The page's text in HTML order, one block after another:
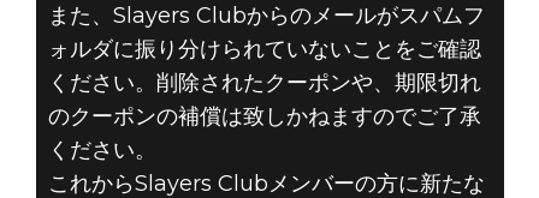
また、Slayers Clubからのメールがスパムフ
ォルダに振り分けられていないことをご確認
ください。削除されたクーポンや、期限切れ
のクーポンの補償は致しかねますのでご了承
ください。
これからSlayers Clubメンバーの方に新たな